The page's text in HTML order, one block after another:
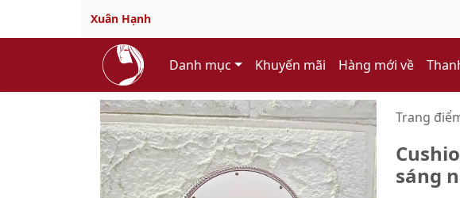
Xuân Hạnh
Danh mục Khuyến mãi Hàng mới về
Trang
sáng